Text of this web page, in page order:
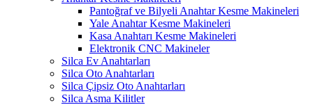
Pantoğraf ve Bilyeli Anahtar Kesme Makineleri
Yale Anahtar Kesme Makineleri
Kasa Anahtarı Kesme Makineleri
Elektronik CNC Makineler
Silca Ev Anahtarları
Silca Oto Anahtarları
Silca Çipsiz Oto Anahtarları
Silca Asma Kilitler